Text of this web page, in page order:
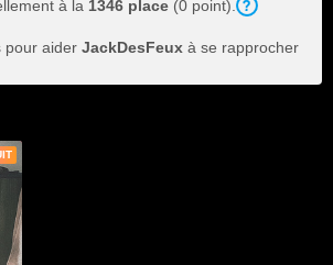
à la 1346 place (0 point).
pour aider JackDesFeux à se rapprocher